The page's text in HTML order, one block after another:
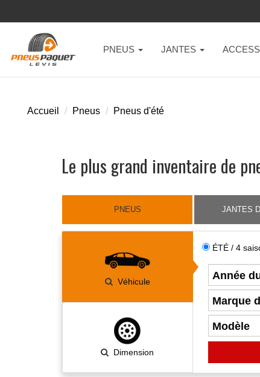
PNEUS JANTES
Accueil Pneus Pneus d'été
Le plus grand inventaire de
PNEUS JANTES
Véhicule
Dimension
ÉTÉ / 4